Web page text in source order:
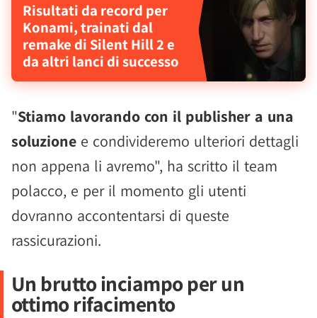
Risultati da record per
Konami, trainati dal
remake di Silent Hill 2 e
da altri lanci di successo
"Stiamo lavorando con il publisher a una
soluzione e condivideremo ulteriori dettagli
non appena li avremo", ha scritto il team
polacco, e per il momento gli utenti
dovranno accontentarsi di queste
rassicurazioni.
Un brutto inciampo per un
ottimo rifacimento